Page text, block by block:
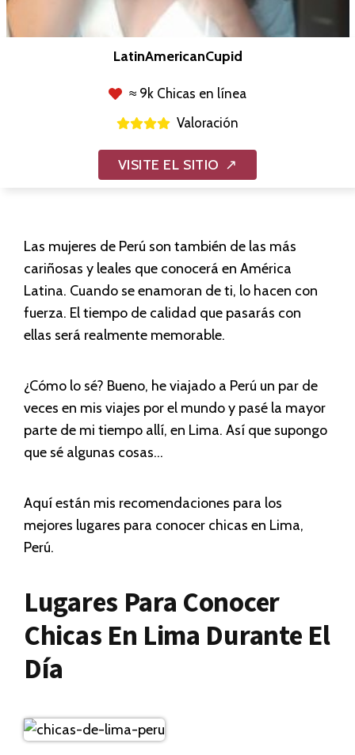
LatinAmericanCupid
≈ 9k Chicas en línea
Valoración
VISITE EL SITIO
Las mujeres de Perú son también de las más
cariñosas y leales que conocerá en América
Latina. Cuando se enamoran de ti, lo hacen con
fuerza. El tiempo de calidad que pasarás con
ellas será realmente memorable.
¿Cómo lo sé? Bueno, he viajado a Perú un par de
veces en mis viajes por el mundo y pasé la mayor
parte de mi tiempo allí, en Lima. Así que supongo
que sé algunas cosas…
Aquí están mis recomendaciones para los
mejores lugares para conocer chicas en Lima,
Perú.
Lugares Para Conocer
Chicas En Lima Durante El
Día